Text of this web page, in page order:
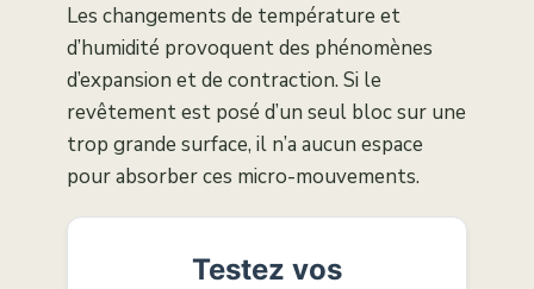
Les changements de température et
d’humidité provoquent des phénomènes
d’expansion et de contraction. Si le
revêtement est posé d’un seul bloc sur une
trop grande surface, il n’a aucun espace
pour absorber ces micro-mouvements.
Testez vos